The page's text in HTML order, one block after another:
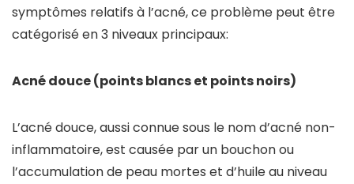
symptômes relatifs à l’acné, ce problème peut être
catégorisé en 3 niveaux principaux:
Acné douce (points blancs et points noirs)
L’acné douce, aussi connue sous le nom d’acné non-
inflammatoire, est causée par un bouchon ou
l’accumulation de peau mortes et d’huile au niveau